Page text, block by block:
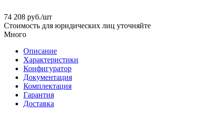
74 208 руб./шт
Стоимость для юридических лиц уточняйте
Много
Описание
Характеристики
Конфигуратор
Документация
Комплектация
Гарантия
Доставка